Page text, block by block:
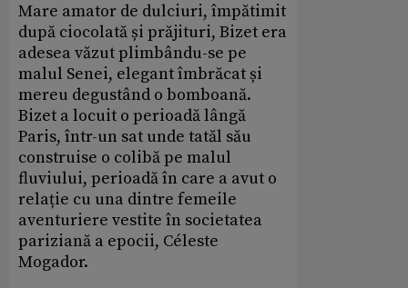
Mare amator de dulciuri, împătimit
după ciocolată și prăjituri, Bizet era
adesea văzut plimbându-se pe
malul Senei, elegant îmbrăcat și
mereu degustând o bomboană.
Bizet a locuit o perioadă lângă
Paris, într-un sat unde tatăl său
construise o colibă pe malul
fluviului, perioadă în care a avut o
relație cu una dintre femeile
aventuriere vestite în societatea
pariziană a epocii, Céleste
Mogador.